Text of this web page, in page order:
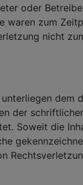
oder
zum
nicht
der
Soweit die